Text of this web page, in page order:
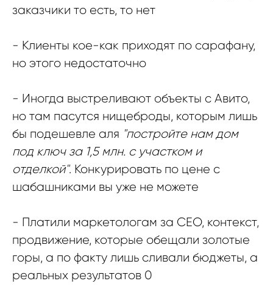
заказчики то есть, то нет
- Клиенты кое-как приходят по сарафану,
но этого недостаточно
- Иногда выстреливают объекты с Авито,
но там пасутся нищеброды, которым лишь
бы подешевле аля "постройте нам дом
под ключ за 1,5 млн. с участком и
отделкой". Конкурировать по цене с
шабашниками вы уже не можете
- Платили маркетологам за СЕО, контекст,
продвижение, которые обещали золотые
горы, а по факту лишь сливали бюджеты, а
реальных результатов 0